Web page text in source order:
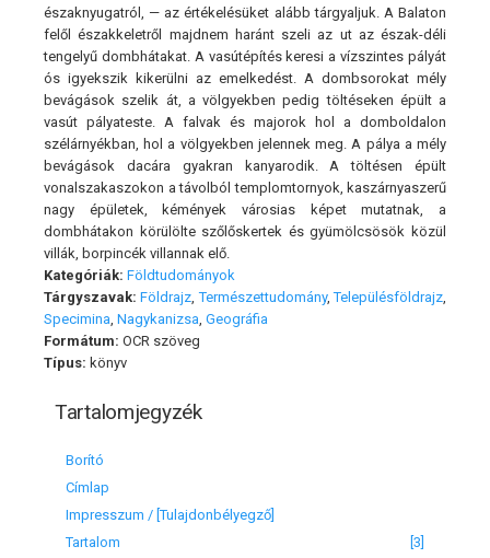
északnyugatról, — az értékelésüket alább tárgyaljuk. A Balaton
felől északkeletről majdnem haránt szeli az ut az észak-déli
tengelyű dombhátakat. A vasútépítés keresi a vízszintes pályát
ós igyekszik kikerülni az emelkedést. A dombsorokat mély
bevágások szelik át, a völgyekben pedig töltéseken épült a
vasút pályateste. A falvak és majorok hol a domboldalon
szélárnyékban, hol a völgyekben jelennek meg. A pálya a mély
bevágások dacára gyakran kanyarodik. A töltésen épült
vonalszakaszokon a távolból templomtornyok, kaszárnyaszerű
nagy épületek, kémények városias képet mutatnak, a
dombhátakon körülölte szőlőskertek és gyümölcsösök közül
villák, borpincék villannak elő.
Kategóriák: Földtudományok
Tárgyszavak: Földrajz ,Természettudomány,Településföldrajz
Specimina Nagykanizsa Geográfia
Formátum: OCR szöveg
Típus: könyv
Tartalomjegyzék
Borító
Címlap
Impresszum / [Tulajdonbélyegző]
Tartalom
[3]